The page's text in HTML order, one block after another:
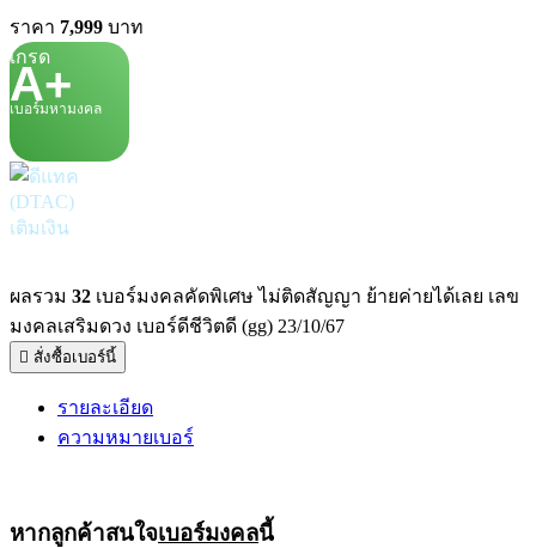
ราคา 7,999 บาท
เกรด
A+
เบอร์มหามงคล
เติมเงิน
ผลรวม 32 เบอร์มงคลคัดพิเศษ ไม่ติดสัญญา ย้ายค่ายได้เลย เลข
มงคลเสริมดวง เบอร์ดีชีวิตดี (gg) 23/10/67
สั่งซื้อเบอร์นี้
รายละเอียด
ความหมายเบอร์
หากลูกค้าสนใจเบอร์มงคลนี้